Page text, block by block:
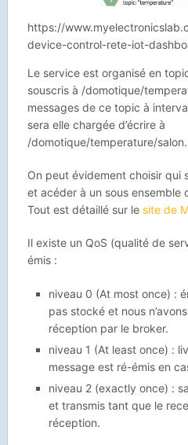
https://
device-control-rete-iot-
Le service est organisé en
souscris à /domotique/
messages de ce topic à
sera elle chargée d’écrire à
/domotique/temperature/salon.
On peut évidement choisir qui
et acéder à un sous ensemble
Tout est détaillé sur le site de
Il existe un QoS (qualité de
émis :
niveau 0 (At most once) :
pas stocké et nous
réception par le broker.
niveau 1 (At least once) :
message est ré-émis en
niveau 2 (exactly once) :
et transmis tant que le
réception.